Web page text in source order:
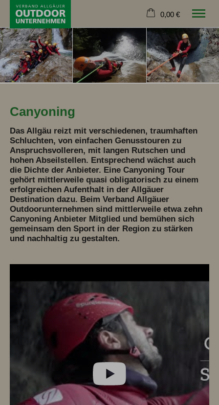
News
Verband
Mitglieder
Themen
Termine
0,00 €
×
Warenkorb ist leer
Canyoning
Das Allgäu reizt mit verschiedenen, traumhaften
Schluchten, von einfachen Genusstouren zu
Anspruchsvolleren, mit langen Rutschen und
hohen Abseilstellen. Entsprechend wächst auch
die Dichte der Anbieter. Eine Canyoning Tour
gehört mittlerweile quasi obligatorisch zu einem
erfolgreichen Aufenthalt in der Allgäuer
Destination dazu. Beim Verband Allgäuer
Outdoorunternehmen sind mittlerweile etwa zehn
Canyoning Anbieter Mitglied und bemühen sich
gemeinsam den Sport in der Region zu stärken
und nachhaltig zu gestalten.